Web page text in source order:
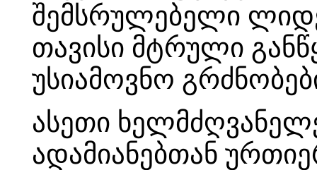
შემსრულებელი
თავისი მტრული
უსიამოვნო
ასეთი
ადამიანებთან